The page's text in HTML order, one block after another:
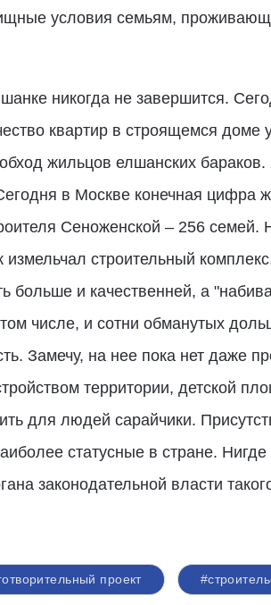
условия семьям,
никогда не завершится.
квартир в строящемся доме
жильцов елшанских бараков.
в Москве конечная цифра
Сеноженской – 256 семей.
строительный
и качественней, а
числе, и сотни обманутых
Замечу, на нее пока нет даже
территории, детской
для людей сарайчики.
статусные в стране. Нигде
законодательной власти
проект